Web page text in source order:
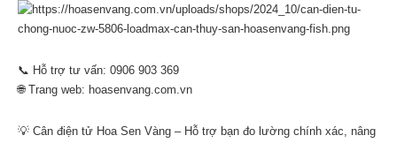
📞 Hỗ trợ tư vấn: 0906 903 369
🌐 Trang web: hoasenvang.com.vn
💡 Cân điện tử Hoa Sen Vàng – Hỗ trợ bạn đo lường chính xác, nâng